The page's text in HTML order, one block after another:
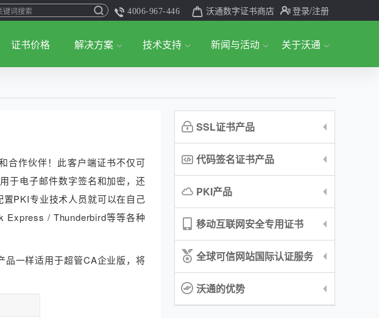
4006-967-446 沃通数字证书商店 登录/注册
证书价格 解决方案 技术支持 新闻与活动 关于沃通
合作伙伴！此客户端证书不仅可
于电子邮件数字签名和加密，还
PKI专业技术人员就可以在自己
Express / Thunderbird等等各种
品一样适用于超管CA企业版，将
SSL证书产品
代码签名证书产品
PKI产品
移动互联网安全专用证书
全球可信网站国际认证服务
沃通的优势